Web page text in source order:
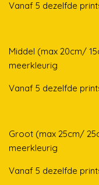
Vanaf 5 dezelfde
Middel (max 20cm/
meerkleurig
Vanaf 5 dezelfde
Groot (max 25cm/
meerkleurig
Vanaf 5 dezelfde